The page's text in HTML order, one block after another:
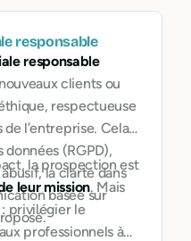
responsable
responsable
clients ou
respectueuse
l’entreprise. Cela
(RGPD),
la clarté dans
basée sur
la prospection est
leur mission. Mais
privilégier le
professionnels à